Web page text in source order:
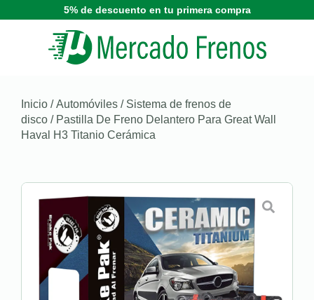
5% de descuento en tu primera compra
Inicio /Automóviles / Sistema de frenos de
disco / Pastilla De Freno Delantero Para Great Wall
Haval H3 Titanio Cerámica